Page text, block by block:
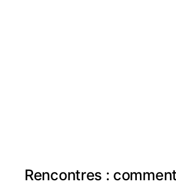
Rencontres :